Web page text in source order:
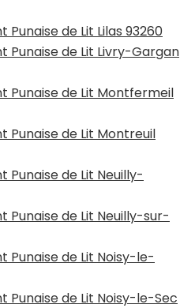
de Lit Lilas 93260
Punaise de Lit Livry-Gargan
Punaise de Lit Montfermeil
Punaise de Lit Montreuil
de Lit Neuilly-
Punaise de Lit Neuilly-sur-
Punaise de Lit Noisy-le-
Punaise de Lit Noisy-le-Sec